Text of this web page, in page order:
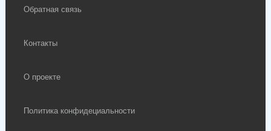
Обратная связь
Контакты
О проекте
Политика конфидециальности